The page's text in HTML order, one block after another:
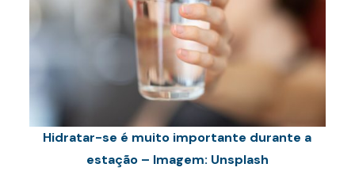
Hidratar-se é muito importante durante a
estação – Imagem: Unsplash